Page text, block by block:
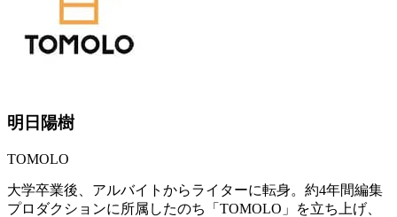
明日陽樹
TOMOLO
大学卒業後、アルバイトからライターに転身。約4年間編集
プロダクションに所属したのち「TOMOLO」を立ち上げ、